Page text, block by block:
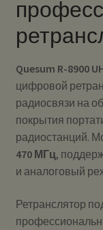
Quesum R-8900
цифровой
радиосвязи на
покрытия
радиостанций.
470 МГц,
и аналоговый
Ретранслятор